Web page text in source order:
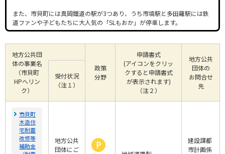
また、市貝町には真岡鐵道の駅が3つあり、うち市塙駅と多田羅駅には鉄
道ファンや子どもたちに大人気の「SLもおか」が停車します。
地方公共団
体の事業名
（市貝町
HPへリン
ク）
政策
分野
申請書式
(アイコンをクリッ
クすると申請書式
が表示されます)
（注２）
地方公共
団体の
お問合せ
先
受付状況
（注１）
市貝町
木造住
宅耐震
改修等
補助金
地方公共
団体にご
建設課都
市計画係